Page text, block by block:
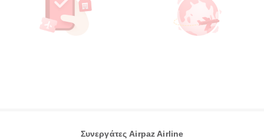
Συνεργάτες Airpaz Airline